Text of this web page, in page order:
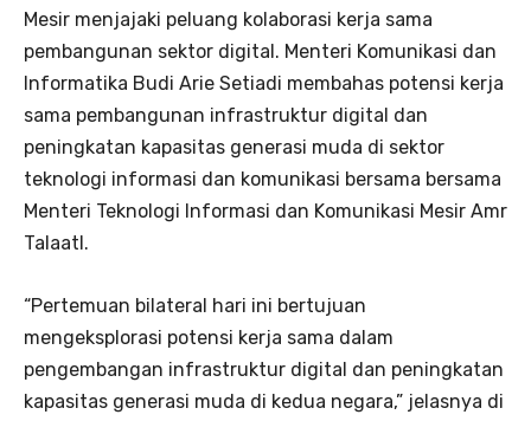
Mesir menjajaki peluang kolaborasi kerja sama
pembangunan sektor digital. Menteri Komunikasi dan
Informatika Budi Arie Setiadi membahas potensi kerja
sama pembangunan infrastruktur digital dan
peningkatan kapasitas generasi muda di sektor
teknologi informasi dan komunikasi bersama bersama
Menteri Teknologi Informasi dan Komunikasi Mesir Amr
TalaatI.
“Pertemuan bilateral hari ini bertujuan
mengeksplorasi potensi kerja sama dalam
pengembangan infrastruktur digital dan peningkatan
kapasitas generasi muda di kedua negara,” jelasnya di